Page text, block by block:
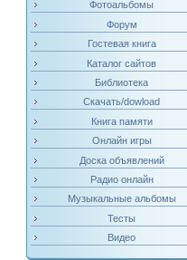
Фотоальбомы
Форум
Гостевая книга
Каталог сайтов
Библиотека
Скачать/dowload
Книга памяти
Онлайн игры
Доска объявлений
Радио онлайн
Музыкальные альбомы
Тесты
Видео